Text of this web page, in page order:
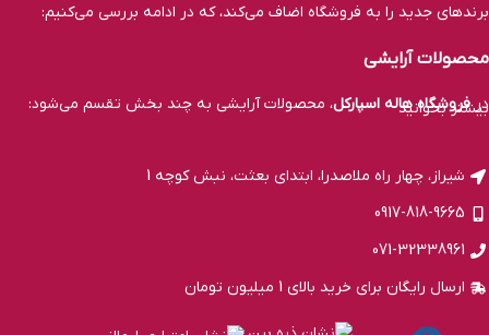
برند‌های جدید را به فروشگاه اضاف می‌کند، که در ادامه بررسی می‌کنیم:
محصولات آرایشی
درفروشگاه هاله اسپارکل، محصولات آرایشی به چند بخش تقسم می‌شود:
هایلایتر، کانتور و فیکساتور آرایش.
آرایش چشم: ریمل، سایه چشم، مداد چشم، خط چشم و لنز.
آرایش ابرو: ریمل ابرو، مداد ابرو، ماژیک ابرو، پودر ابرو، سایه ابرو، صابون ابرو
و ژل ابرو.
بیشتر بخوانید
شیراز، چهار راه ملاصدرا، ابتدای بعثت، نبش کوچه 1
0917-818-9665
071-32338961
ارسال رایگان برای خرید بالای 1 میلیون تومان